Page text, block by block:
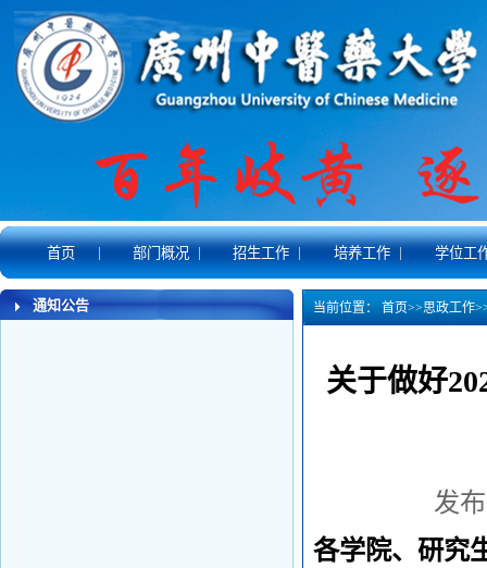
首页 | 部门概况 | 招生工作 | 培养工作 | 学位工
通知公告 当前位置： 首页>>思政工作
关于做好
发
各学院、研究